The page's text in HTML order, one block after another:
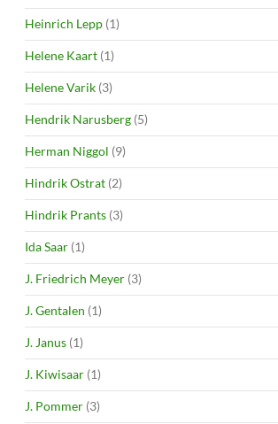
Heinrich Lepp (1)
Helene Kaart (1)
Helene Varik (3)
Hendrik Narusberg (5)
Herman Niggol (9)
Hindrik Ostrat (2)
Hindrik Prants (3)
Ida Saar (1)
J. Friedrich Meyer (3)
J. Gentalen (1)
J. Janus (1)
J. Kiwisaar (1)
J. Pommer (3)